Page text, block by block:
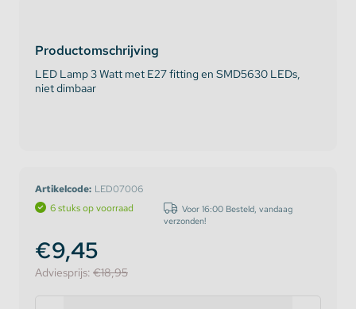
Productomschrijving
LED Lamp 3 Watt met E27 fitting en SMD5630 LEDs,
niet dimbaar
Artikelcode: LED07006
6 stuks op voorraad
Voor 16:00 Besteld, vandaag
verzonden!
€9,45
Adviesprijs: €18,95